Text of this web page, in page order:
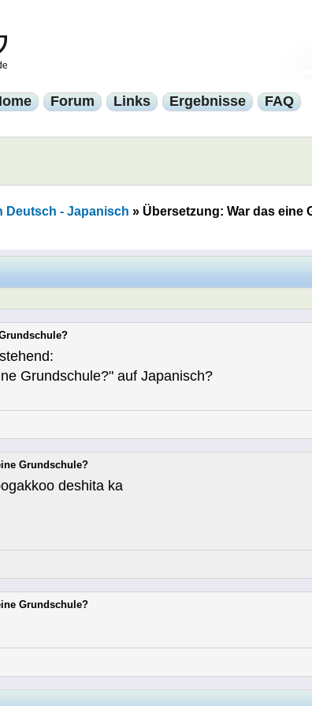
Forum Links Ergebnisse FAQ
Deutsch - Japanisch » Übersetzung: War das eine
Grundschule?" auf Japanisch?
Grundschule?
deshita ka
Grundschule?